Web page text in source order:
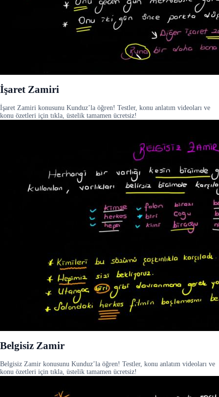
İşaret Zamiri
İşaret Zamiri konusunu Kunduz’la öğren! Testler, konu anlatım videoları ve
konu özetleri için tıkla, üstelik tamamen ücretsiz!
Belgisiz Zamir
Belgisiz Zamir konusunu Kunduz’la öğren! Testler, konu anlatım videoları ve
konu özetleri için tıkla, üstelik tamamen ücretsiz!